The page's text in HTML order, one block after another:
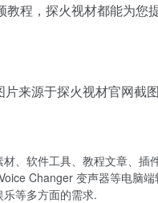
程，探火视材都能为您
片来源于探火视材官网截图
材、软件工具、教程文章、
Changer 变声器等电脑
等多方面的需求.